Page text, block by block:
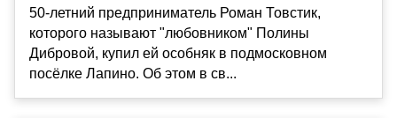
50-летний предприниматель Роман Товстик,
которого называют "любовником" Полины
Дибровой, купил ей особняк в подмосковном
посёлке Лапино. Об этом в св...